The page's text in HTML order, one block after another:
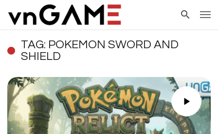
TAG: POKEMON SWORD AND
SHIELD